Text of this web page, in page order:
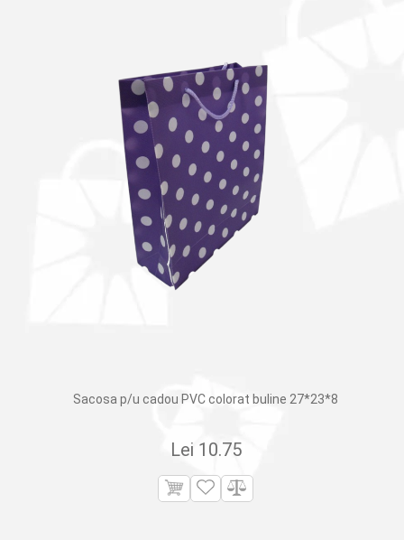
Sacosa p/u cadou PVC colorat buline 27*23*8
Lei 10.75